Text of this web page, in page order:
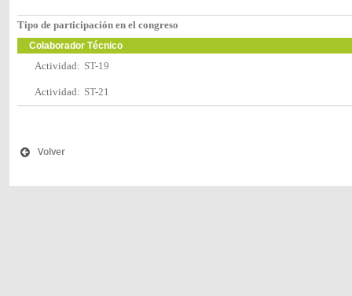
Tipo de participación en el congreso
Colaborador Técnico
Actividad: ST-19
Actividad: ST-21
Volver